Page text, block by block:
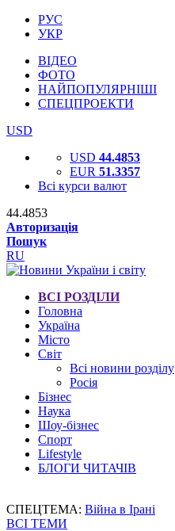
РУС
УКР
ВІДЕО
ФОТО
НАЙПОПУЛЯРНІШІ
СПЕЦПРОЕКТИ
USD
USD 44.4853
EUR 51.3357
Всі курси валют
44.4853
Авторизація
Пошук
RU
ВСІ РОЗДІЛИ
Головна
Україна
Місто
Світ
Всі новини розділу
Росія
Бізнес
Наука
Шоу-бізнес
Спорт
Lifestyle
БЛОГИ ЧИТАЧІВ
СПЕЦТЕМА: Війна в Ірані
ВСІ ТЕМИ